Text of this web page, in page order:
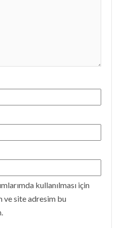
kullanılması için
ve site adresim bu